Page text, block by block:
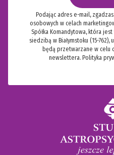
Podając adres e-mail,
osobowych w celach
Spółka Komandytowa, która
siedzibą w Białymstoku (15-762),
będą przetwarzane w celu
newslettera. Polityka